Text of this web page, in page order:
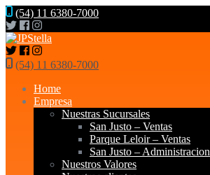
(54) 11 6380-7000
(54) 11 6380-7000
Home
Empresa
Nuestras Sucursales
San Justo – Ventas
Parque Leloir – Ventas
San Justo – Administracion
Nuestros Valores